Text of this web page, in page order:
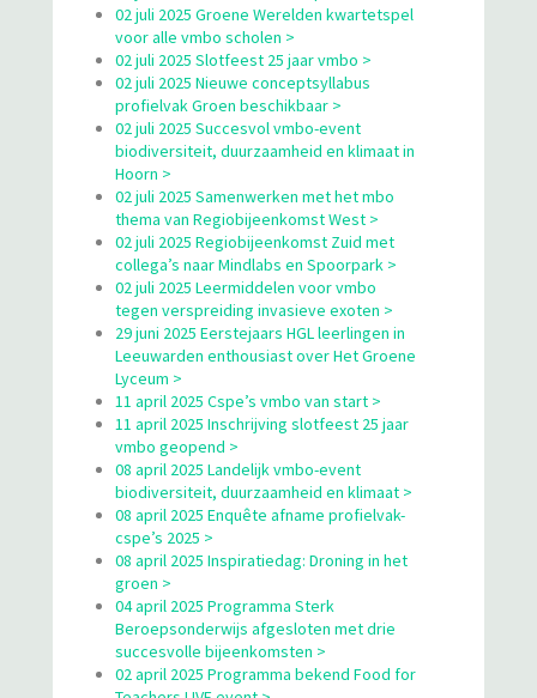
02 juli 2025 Groene Werelden kwartetspel
voor alle vmbo scholen >
02 juli 2025 Slotfeest 25 jaar vmbo >
02 juli 2025 Nieuwe conceptsyllabus
profielvak Groen beschikbaar >
02 juli 2025 Succesvol vmbo-event
biodiversiteit, duurzaamheid en klimaat in
Hoorn >
02 juli 2025 Samenwerken met het mbo
thema van Regiobijeenkomst West >
02 juli 2025 Regiobijeenkomst Zuid met
collega’s naar Mindlabs en Spoorpark >
02 juli 2025 Leermiddelen voor vmbo
tegen verspreiding invasieve exoten >
29 juni 2025 Eerstejaars HGL leerlingen in
Leeuwarden enthousiast over Het Groene
Lyceum >
11 april 2025 Cspe’s vmbo van start >
11 april 2025 Inschrijving slotfeest 25 jaar
vmbo geopend >
08 april 2025 Landelijk vmbo-event
biodiversiteit, duurzaamheid en klimaat >
08 april 2025 Enquête afname profielvak-
cspe’s 2025 >
08 april 2025 Inspiratiedag: Droning in het
groen >
04 april 2025 Programma Sterk
Beroepsonderwijs afgesloten met drie
succesvolle bijeenkomsten >
02 april 2025 Programma bekend Food for